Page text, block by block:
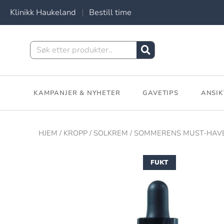
Klinikk Haukeland Bestill time
KAMPANJER & NYHETER GAVETIPS
HJEM / KROPP / SOLKREM / SOMMERENS MUST-
FUKT